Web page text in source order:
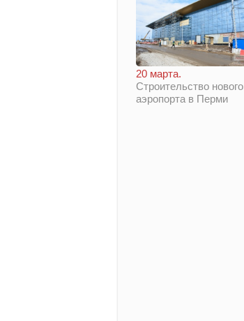
20 марта.
Строительство нового
аэропорта в Перми